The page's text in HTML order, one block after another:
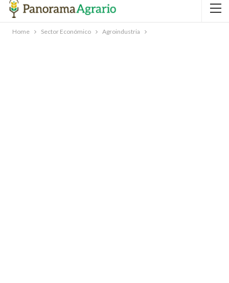
Home Sector Económico Agroindustria